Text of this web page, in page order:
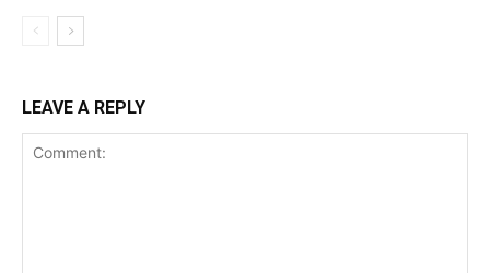
LEAVE A REPLY